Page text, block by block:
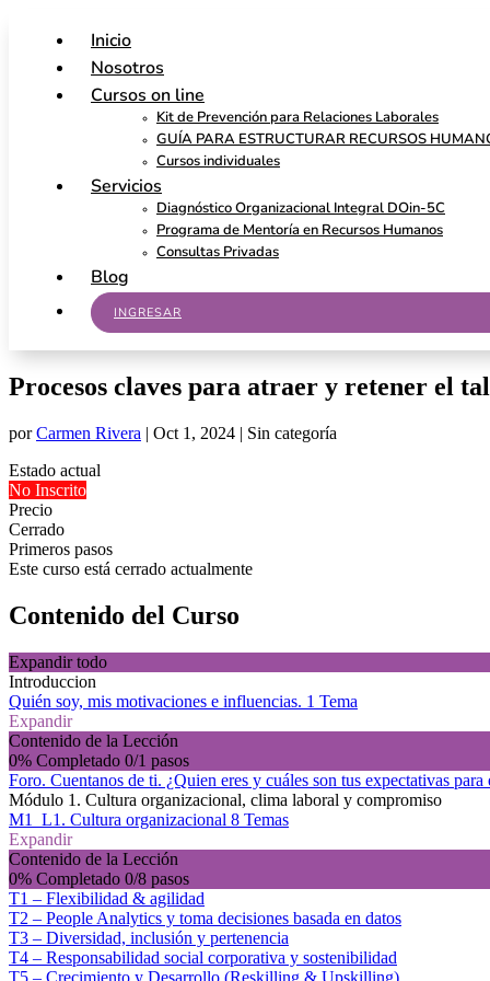
Inicio
Nosotros
Cursos on line
Kit de Prevención para Relaciones Laborales
GUÍA PARA ESTRUCTURAR RECURSOS
Cursos individuales
Servicios
Diagnóstico Organizacional Integral DOin-5C
Programa de Mentoría en Recursos Humanos
Consultas Privadas
Blog
INGRESAR
Procesos claves para atraer y retener el
porCarmen Rivera | Oct 1, 2024 | Sin categoría
Estado actual
No Inscrito
Precio
Cerrado
Primeros pasos
Este curso está cerrado actualmente
Contenido del Curso
Expandir todo
Introduccion
Quién soy, mis motivaciones e influencias. 1 Tema
Expandir
Contenido de la Lección
0% Completado 0/1 pasos
Foro. Cuentanos de ti. ¿Quien eres y cuáles son tus expectativas para
Módulo 1. Cultura organizacional, clima laboral y compromiso
M1_L1. Cultura organizacional 8 Temas
Expandir
Contenido de la Lección
0% Completado 0/8 pasos
T1 – Flexibilidad & agilidad
T2 – People Analytics y toma decisiones basada en datos
T3 – Diversidad, inclusión y pertenencia
T4 – Responsabilidad social corporativa y sostenibilidad
T5 – Crecimiento y Desarrollo (Reskilling & Upskilling)